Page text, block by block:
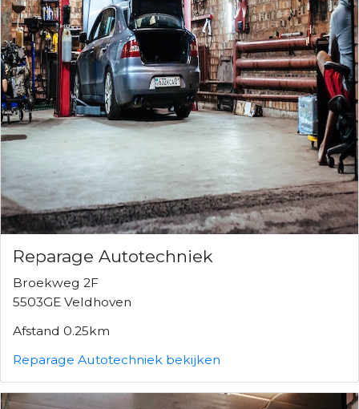
Reparage Autotechniek
Broekweg 2F
5503GE Veldhoven
Afstand 0.25km
Reparage Autotechniek bekijken